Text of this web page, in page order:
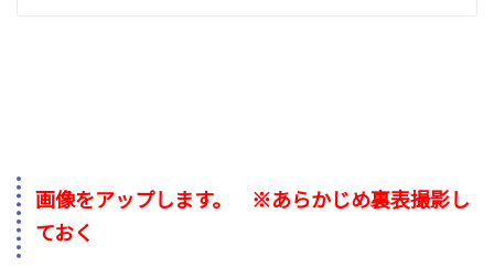
画像をアップします。 ※あらかじめ裏表撮影し
ておく